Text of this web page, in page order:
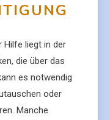
Hilfe liegt in der
die über das
es notwendig
oder
Manche